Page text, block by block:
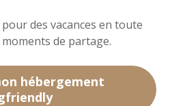
des vacances en toute
de partage.
hébergement